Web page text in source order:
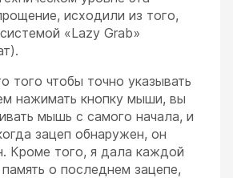
исходили из того,
«Lazy Grab»
того чтобы точно указывать
нажимать кнопку мыши, вы
мышь с самого начала, и
зацеп обнаружен, он
Кроме того, я дала каждой
о последнем зацепе,